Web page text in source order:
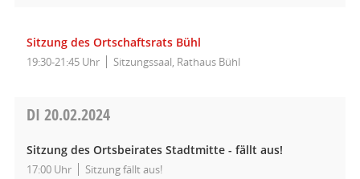
Sitzung des Ortschaftsrats Bühl
19:30-21:45 Uhr Sitzungssaal, Rathaus Bühl
DI 20.02.2024
Sitzung des Ortsbeirates Stadtmitte - fällt aus!
17:00 Uhr Sitzung fällt aus!